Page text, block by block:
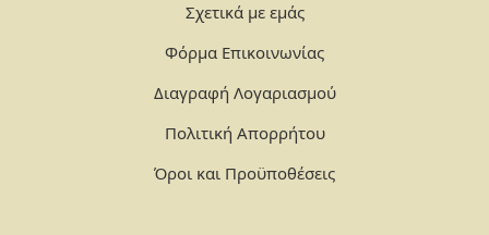
Σχετικά με εμάς
Φόρμα Επικοινωνίας
Διαγραφή Λογαριασμού
Πολιτική Απορρήτου
Όροι και Προϋποθέσεις